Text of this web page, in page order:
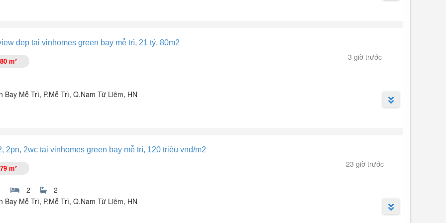
không thể bỏ qua.
thuê hàng tháng ổn định.
kinh doanh cực kỳ sầm uất.
đẹp tại vinhomes green bay mễ trì, 21 tỷ, 80m2
3 giờ trước
80 m²
Bay Mễ Trì, P.Mễ Trì, Q.Nam Từ Liêm, HN
hợp cho kinh doanh.
gồm điều hòa, tủ lạnh, giường,... Pháp lý đầy đủ, đảm bảo an toàn cho giao dịch. ...
2pn, 2wc tại vinhomes green bay mễ trì, 120 triệu vnd/m2
23 giờ trước
79 m²
2
2
Bay Mễ Trì, P.Mễ Trì, Q.Nam Từ Liêm, HN